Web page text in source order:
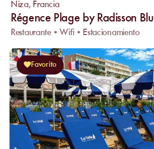
Niza, Francia
Régence Plage by Radisson Blu
Restaurante • Wifi • Estacionamiento
Favorito